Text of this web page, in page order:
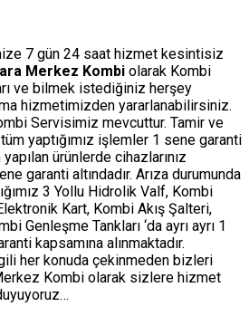
7 gün 24 saat hizmet kesintisiz
Merkez Kombi olarak Kombi
ve bilmek istediğiniz herşey
hizmetimizden yararlanabilirsiniz.
Servisimiz mevcuttur. Tamir ve
yaptığımız işlemler 1 sene garanti
ürünlerde cihazlarınız
garanti altındadır. Arıza durumunda
3 Yollu Hidrolik Valf, Kombi
Kart, Kombi Akış Şalteri,
Genleşme Tankları ‘da ayrı ayrı 1
kapsamına alınmaktadır.
her konuda çekinmeden bizleri
Kombi olarak sizlere hizmet